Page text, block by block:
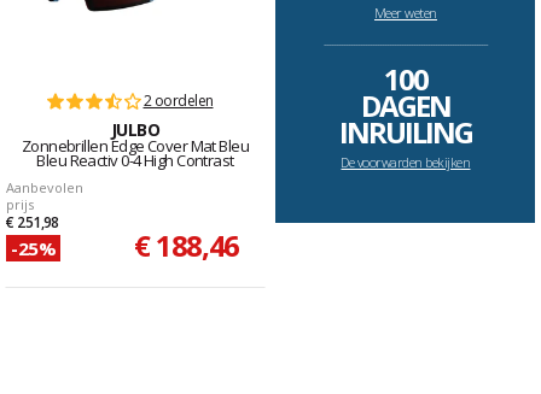
2 oordelen
JULBO
Zonnebrillen Edge Cover Mat Bleu
Bleu Reactiv 0-4 High Contrast
Aanbevolen
prijs
€ 251,98
-25% € 188,46
Meer weten
--------------------------------------------------------------------
100
DAGEN
INRUILING
De voorwarden bekijken